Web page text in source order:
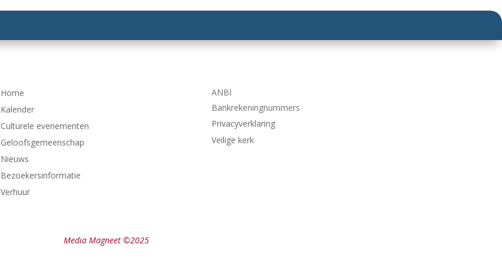
Home
Kalender
Culturele evenementen
Geloofsgemeenschap
Nieuws
Bezoekersinformatie
Verhuur
ANBI
Bankrekeningnummers
Privacyverklaring
Veilige kerk
Media Magneet ©2025